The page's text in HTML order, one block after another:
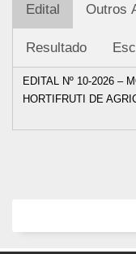
Edital Outros
Resultado
EDITAL Nº 10-2026 –
HORTIFRUTI DE